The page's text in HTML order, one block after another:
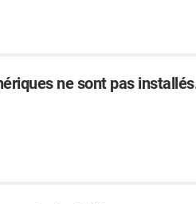
ne sont pas